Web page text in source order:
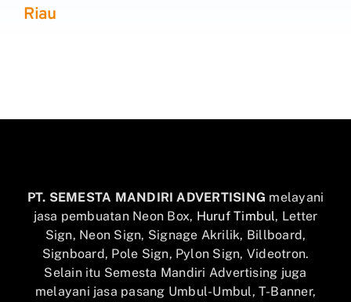
Riau
PT. SEMESTA MANDIRI ADVERTISING melayani
jasa pembuatan Neon Box, Huruf Timbul, Letter
Sign, Neon Sign, Signage Akrilik, Billboard,
Signboard, Pole Sign, Pylon Sign, Videotron.
Selain itu Semesta Mandiri Advertising juga
melayani jasa pasang Umbul-Umbul, T-Banner,